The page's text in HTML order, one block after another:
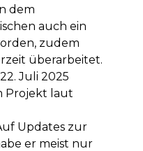
dem
auch ein
zudem
überarbeitet.
Juli 2025
Projekt laut
Updates zur
er meist nur